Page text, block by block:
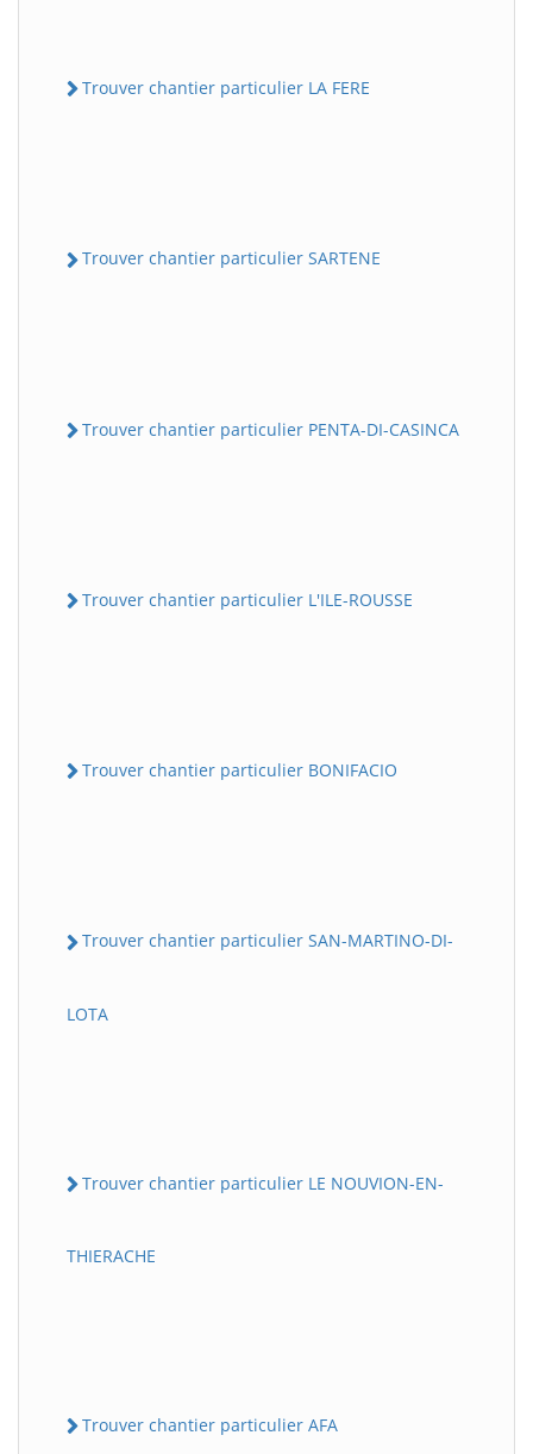
Trouver chantier particulier LA FERE
Trouver chantier particulier SARTENE
Trouver chantier particulier PENTA-DI-CASINCA
Trouver chantier particulier L'ILE-ROUSSE
Trouver chantier particulier BONIFACIO
Trouver chantier particulier SAN-MARTINO-DI-
LOTA
Trouver chantier particulier LE NOUVION-EN-
THIERACHE
Trouver chantier particulier AFA